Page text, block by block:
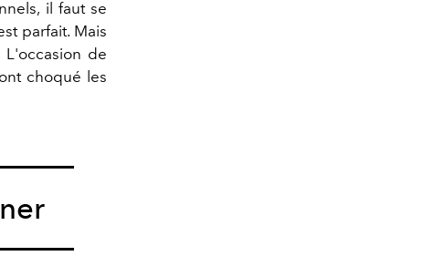
il faut se
parfait. Mais
de
choqué les